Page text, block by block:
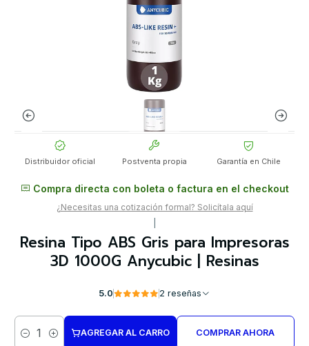
Distribuidor oficial Postventa propia Garantía en Chile
Compra directa con boleta o factura en el checkout
¿Necesitas una cotización formal? Solicítala aquí
Resina Tipo ABS Gris para Impresoras
3D 1000G Anycubic | Resinas
5.0 2 reseñas
Cantidad
AGREGAR AL CARRO COMPRAR AHORA